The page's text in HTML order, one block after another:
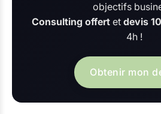
objectifs
Consulting offert et devis
4h !
Obtenir mon